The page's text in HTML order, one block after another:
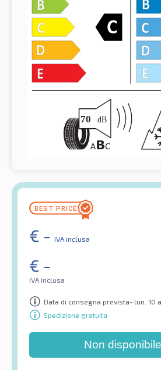
€ - IVA inclusa
€ -
IVA inclusa
Data di consegna prevista- lun. 10
Spedizione gratuita
Non disponibile